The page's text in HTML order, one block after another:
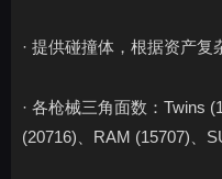
· 提供碰撞体，根据资产复
· 各枪械三角面数：Twins
(20716)、RAM (15707)、